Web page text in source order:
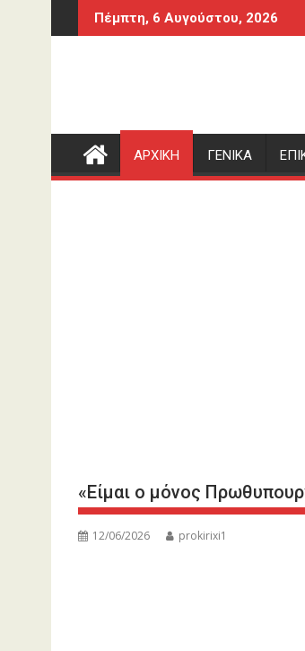
Περάστε
στο
Πέμπτη, 6 Αυγούστου, 2026
στον πρώην σύζυγό της πριν
Εορτολόγιο: Ποιοι
ΑΡΧΙΚΗ ΓΕΝΙΚΑ
«Είμαι ο μόνος
12/06/2026 prokirixi1